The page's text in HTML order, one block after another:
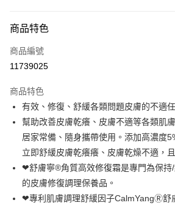
信用卡一次付款
信用卡分期付款
合作金庫商業銀行
華南商業銀行
彰化商
上海商業儲蓄銀行
台北富
國泰世華商業銀行
兆豐國
臺灣中小企業銀行
台中商
匯豐（台灣）商業銀行
華泰商
聯邦商業銀行
遠東國
元大商業銀行
玉山商業銀行
星展（
超商取貨付款
LINE Pay
Apple Pay
街口支付
商品特色
商品編號
11739025
商品特色
有效、修復、舒緩各類問題皮膚的不適任
幫助改善皮膚乾癢、皮膚不適等各類肌
居家常備、隨身攜帶使用。添加高濃度
立即舒緩皮膚乾癢癢、皮膚乾燥不適，
❤舒膚寧®角質高效修復霜是專門為保持
的皮膚修復調理保養品。
❤專利肌膚調理舒緩因子CalmYangⓇ舒